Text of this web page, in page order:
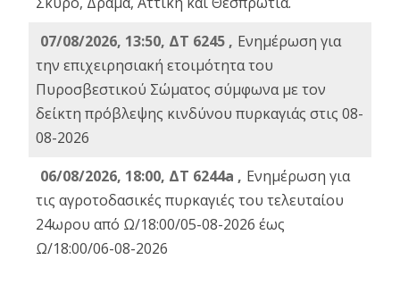
07/08/2026, 13:50, ΔΤ 6245 , Ενημέρωση για
την επιχειρησιακή ετοιμότητα του
Πυροσβεστικού Σώματος σύμφωνα με τον
δείκτη πρόβλεψης κινδύνου πυρκαγιάς στις 08-
08-2026
06/08/2026, 18:00, ΔΤ 6244a , Ενημέρωση για
τις αγροτοδασικές πυρκαγιές του τελευταίου
24ωρου από Ω/18:00/05-08-2026 έως
Ω/18:00/06-08-2026